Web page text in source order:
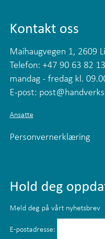
Hold deg
Meld deg på vårt nyhetsbrev
E-postadresse:
Kontakt oss
Maihaugvegen 1, 2609
Telefon: +47 90 63 82 13
mandag - fredag kl.
E-post:
Ansatte
Personvernerklæring